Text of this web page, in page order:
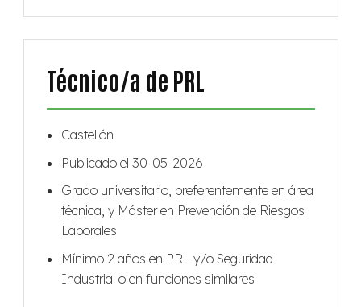
Técnico/a de PRL
Castellón
Publicado el 30-05-2026
Grado universitario, preferentemente en área
técnica, y Máster en Prevención de Riesgos
Laborales
Mínimo 2 años en PRL y/o Seguridad
Industrial o en funciones similares